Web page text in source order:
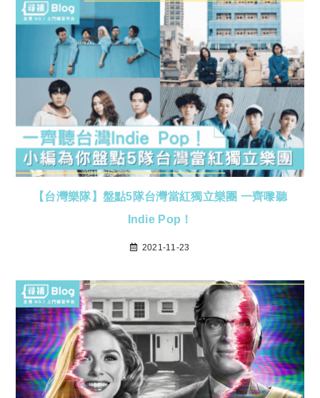
【台灣樂隊】盤點5隊台灣當紅獨立樂團 一齊嚟聽
Indie Pop！
2021-11-23